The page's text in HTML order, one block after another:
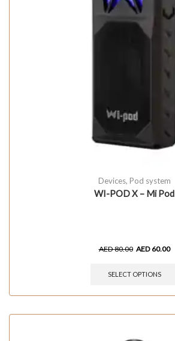
Devices, Pod system
WI-POD X – Mi Pod
AED80.00 AED 60.00
SELECT OPTIONS